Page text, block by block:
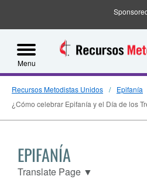
Menu
Recursos Metodistas Unidos
Epifanía
¿Cómo celebrar Epifanía y el Día de los
EPIFANÍA
Translate Page ▼